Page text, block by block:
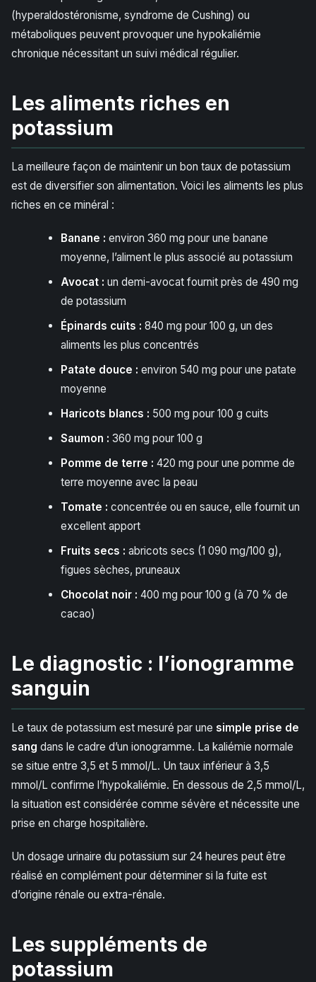
(hyperaldostéronisme, syndrome de Cushing) ou
métaboliques peuvent provoquer une hypokaliémie
chronique nécessitant un suivi médical régulier.
Les aliments riches en
potassium
La meilleure façon de maintenir un bon taux de potassium
est de diversifier son alimentation. Voici les aliments les plus
riches en ce minéral :
Banane : environ 360 mg pour une banane
moyenne, l’aliment le plus associé au potassium
Avocat : un demi-avocat fournit près de 490 mg
de potassium
Épinards cuits : 840 mg pour 100 g, un des
aliments les plus concentrés
Patate douce : environ 540 mg pour une patate
moyenne
Haricots blancs : 500 mg pour 100 g cuits
Saumon : 360 mg pour 100 g
Pomme de terre : 420 mg pour une pomme de
terre moyenne avec la peau
Tomate : concentrée ou en sauce, elle fournit un
excellent apport
Fruits secs : abricots secs (1 090 mg/100 g),
figues sèches, pruneaux
Chocolat noir : 400 mg pour 100 g (à 70 % de
cacao)
Le diagnostic : l’ionogramme
sanguin
Le taux de potassium est mesuré par une simple prise de
sang dans le cadre d’un ionogramme. La kaliémie normale
se situe entre 3,5 et 5 mmol/L. Un taux inférieur à 3,5
mmol/L confirme l’hypokaliémie. En dessous de 2,5 mmol/L,
la situation est considérée comme sévère et nécessite une
prise en charge hospitalière.
Un dosage urinaire du potassium sur 24 heures peut être
réalisé en complément pour déterminer si la fuite est
d’origine rénale ou extra-rénale.
Les suppléments de
potassium